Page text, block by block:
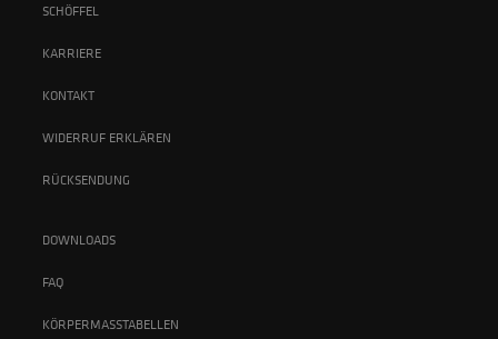
SCHÖFFEL
KARRIERE
KONTAKT
WIDERRUF ERKLÄREN
RÜCKSENDUNG
DOWNLOADS
FAQ
KÖRPERMASSTABELLEN